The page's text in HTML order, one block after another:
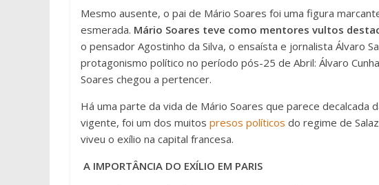
Mesmo ausente, o pai de Mário Soares foi uma figura
esmerada. Mário Soares teve como mentores vultos
o pensador Agostinho da Silva, o ensaísta e jornalista Álvaro
protagonismo político no período pós-25 de Abril: Álvaro
Soares chegou a pertencer.
Há uma parte da vida de Mário Soares que parece decalcada
vigente, foi um dos muitos presos políticos do regime de
viveu o exílio na capital francesa.
A IMPORTÂNCIA DO EXÍLIO EM PARIS